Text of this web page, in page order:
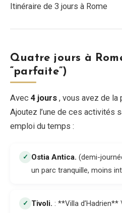
Itinéraire de 3 jours à Rome
Quatre jours à
“parfaite”)
Avec 4 jours , vous avez de la
Ajoutez l’une de ces activités
emploi du temps :
✓ Ostia Antica. (demi-
un parc tranquille, moins
✓ Tivoli. : **Villa